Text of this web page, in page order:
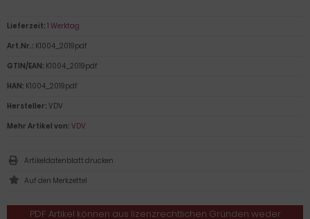
PDF Artikel können aus lizenzrechtlichen Gründen weder
Lieferzeit: 1 Werktag
Art.Nr.: K1004_2019pdf
GTIN/EAN: K1004_2019pdf
HAN: K1004_2019pdf
Hersteller: VDV
Mehr Artikel von: VDV
Artikeldatenblatt drucken